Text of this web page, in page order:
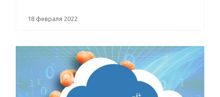
18 февраля 2022